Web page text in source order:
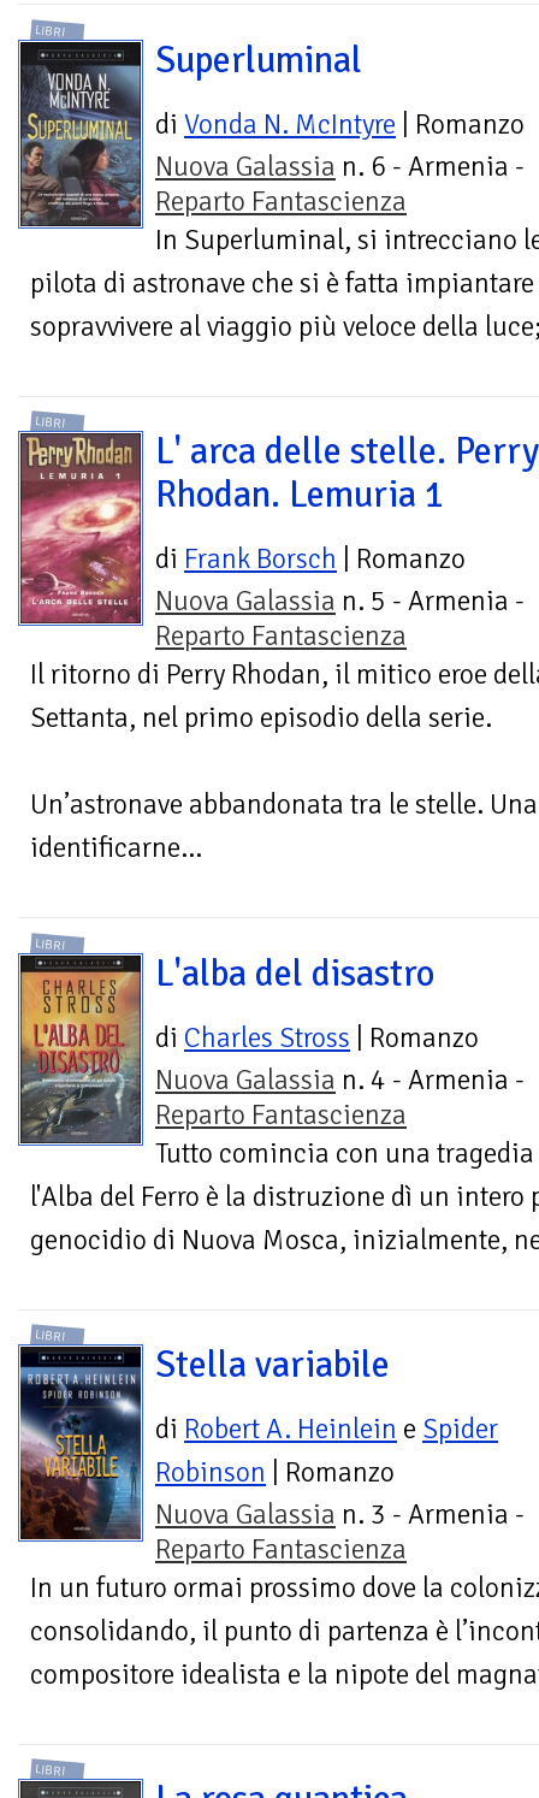
LIBRI
Superluminal
di Vonda N. McIntyre | Romanzo
Nuova Galassia n. 6 - Armenia -
Reparto Fantascienza
In Superluminal, si intrecciano
pilota di astronave che si è fatta
sopravvivere al viaggio più veloce della
LIBRI
L' arca delle stelle. Perry
Rhodan. Lemuria 1
di Frank Borsch | Romanzo
Nuova Galassia n. 5 - Armenia -
Reparto Fantascienza
Il ritorno di Perry Rhodan, il mitico eroe
Settanta, nel primo episodio della serie.
Un’astronave abbandonata tra le stelle.
identificarne...
LIBRI
L'alba del disastro
di Charles Stross | Romanzo
Nuova Galassia n. 4 - Armenia -
Reparto Fantascienza
Tutto comincia con una
l'Alba del Ferro è la distruzione dì un
genocidio di Nuova Mosca, inizialmente,
LIBRI
Stella variabile
di Robert A. Heinlein e Spider
Robinson | Romanzo
Nuova Galassia n. 3 - Armenia -
Reparto Fantascienza
In un futuro ormai prossimo dove la
consolidando, il punto di partenza è
compositore idealista e la nipote del
LIBRI